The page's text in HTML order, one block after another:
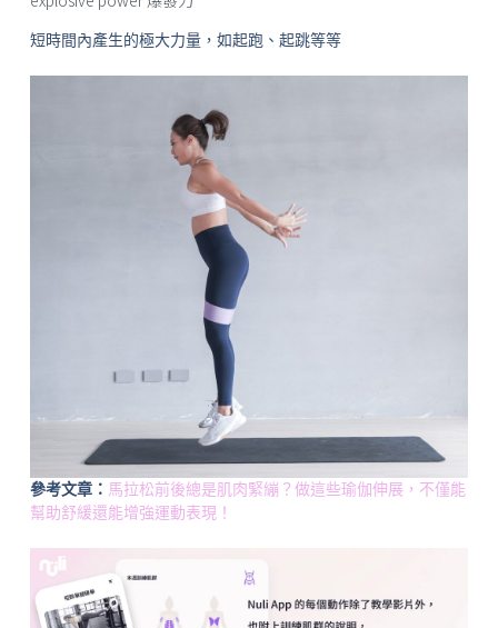
短時間內產生的極大力量，如起跑、起跳等等
參考文章： 馬拉松前後總是肌肉緊繃？做這些瑜伽伸展，不僅能
幫助舒緩還能增強運動表現！